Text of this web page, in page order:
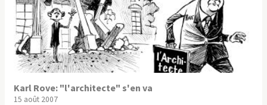
Karl Rove: "l'architecte" s'en va
15 août 2007